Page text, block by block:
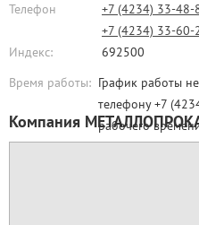
Телефон
+7 (4234) 33-48-
+7 (4234) 33-60-
Индекс:
692500
Время работы: График работы
телефону +7
рабочего
Компания